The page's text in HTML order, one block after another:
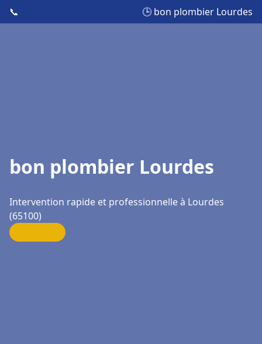
📞 🕒 bon plombier Lourdes
bon plombier Lourdes
Intervention rapide et professionnelle à Lourdes
(65100)